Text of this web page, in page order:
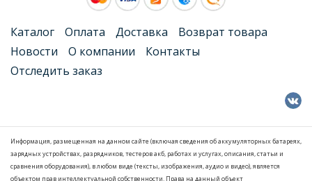
Каталог Оплата Доставка
Возврат товара
Новости
О компании
Контакты
Отследить заказ
Информация, размещенная на данном сайте (включая сведения об аккумуляторных батареях,
зарядных устройствах, разрядников, тестеров акб, работах и услугах, описания, статьи и
сравнения оборудования), в любом виде (тексты, изображения, аудио и видео), является
объектом прав интеллектуальной собственности. Права на данный объект